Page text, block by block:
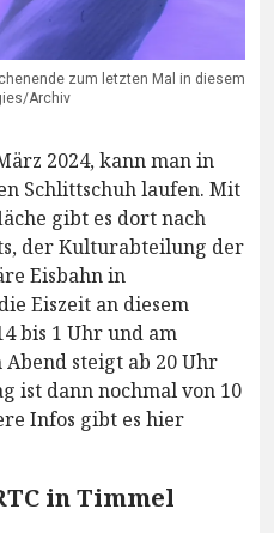
zum letzten Mal in diesem
Archiv
2024, kann man in
Schlittschuh laufen. Mit
gibt es dort nach
der Kulturabteilung der
Eisbahn in
Eiszeit an diesem
bis 1 Uhr und am
Abend steigt ab 20 Uhr
ist dann nochmal von 10
Infos gibt es hier
in Timmel